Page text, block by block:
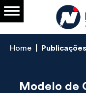
Home Publicações
Modelo de